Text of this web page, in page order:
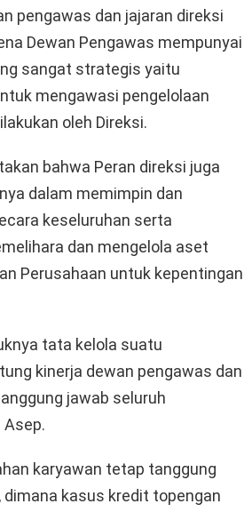
pengawas dan jajaran direksi
Dewan Pengawas mempunyai
sangat strategis yaitu
mengawasi pengelolaan
oleh Direksi.
bahwa Peran direksi juga
dalam memimpin dan
keseluruhan serta
dan mengelola aset
Perusahaan untuk kepentingan
tata kelola suatu
kinerja dewan pengawas dan
jawab seluruh
Asep.
karyawan tetap tanggung
dimana kasus kredit topengan